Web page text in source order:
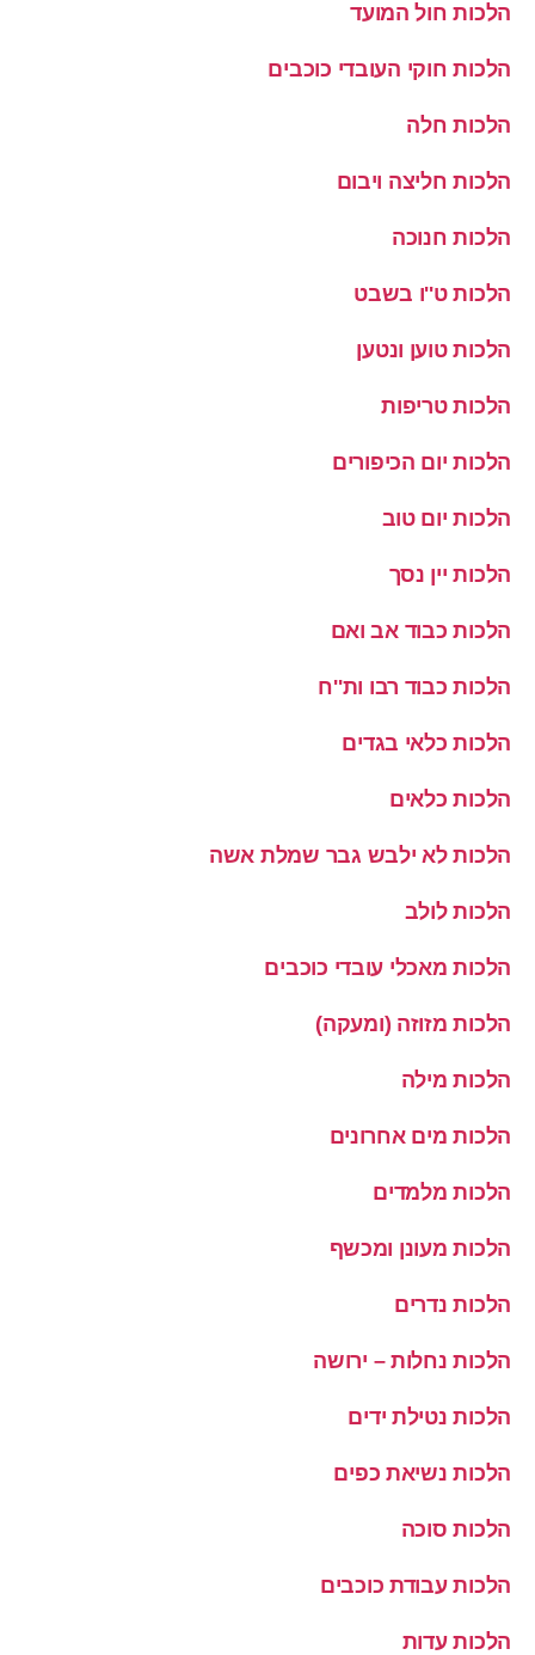
הלכות חול המועד
הלכות חוקי העובדי כוכבים
הלכות חלה
הלכות חליצה ויבום
הלכות חנוכה
הלכות ט''ו בשבט
הלכות טוען ונטען
הלכות טריפות
הלכות יום הכיפורים
הלכות יום טוב
הלכות יין נסך
הלכות כבוד אב ואם
הלכות כבוד רבו ות''ח
הלכות כלאי בגדים
הלכות כלאים
הלכות לא ילבש גבר שמלת אשה
הלכות לולב
הלכות מאכלי עובדי כוכבים
הלכות מזוזה (ומעקה)
הלכות מילה
הלכות מים אחרונים
הלכות מלמדים
הלכות מעונן ומכשף
הלכות נדרים
הלכות נחלות – ירושה
הלכות נטילת ידים
הלכות נשיאת כפים
הלכות סוכה
הלכות עבודת כוכבים
הלכות עדות